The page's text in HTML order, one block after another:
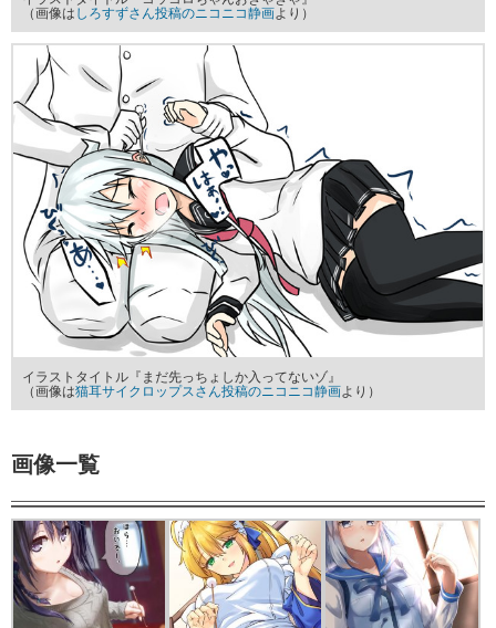
（画像は しろすずさん投稿のニコニコ静画より）
イラストタイトル『まだ先っちょしか入ってないゾ』
（画像は猫耳サイクロップスさん投稿のニコニコ静画より）
画像一覧